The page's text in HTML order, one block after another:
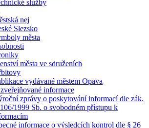
služby
nej
Slezsko
města
města ve sdruženích
vydávané městem Opava
informace
zprávy o poskytování informací dle zák.
1999 Sb. o svobodném přístupu k
informace o výsledcích kontrol dle § 26